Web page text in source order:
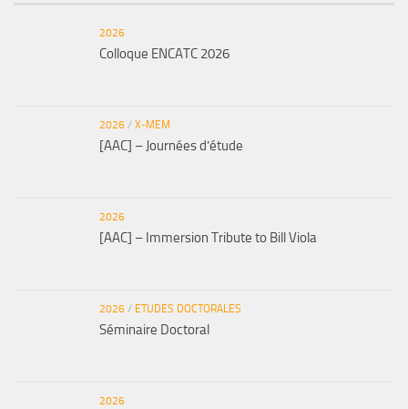
2026
Colloque ENCATC 2026
2026 / X-MEM
[AAC] – Journées d’étude
2026
[AAC] – Immersion Tribute to Bill Viola
2026 / ETUDES DOCTORALES
Séminaire Doctoral
2026